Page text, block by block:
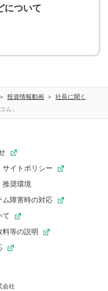
いことに同意します。利
社サービスの広告・宣伝、
について
投資情報動画
社長に聞く
ム」
サイトポリシー
推奨環境
ム障害時の対応
て
等の説明
会社